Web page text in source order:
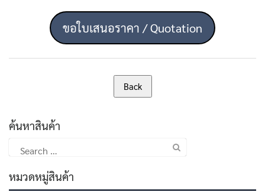
ขอใบเสนอราคา / Quotation
ค้นหาสินค้า
for:
หมวดหมู่สินค้า